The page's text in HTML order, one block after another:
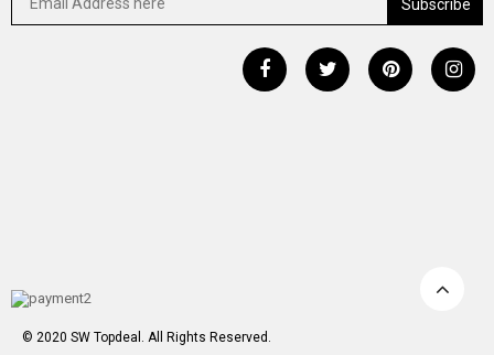
© 2020 SW Topdeal. All Rights Reserved.